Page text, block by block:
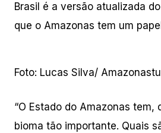
Brasil é a versão atualizada
que o Amazonas tem um
Foto: Lucas Silva/
“O Estado do Amazonas
bioma tão importante. Quais